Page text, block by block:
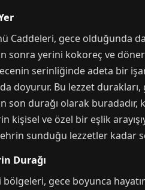
Caddeleri, gece olduğunda
sonra yerini kokoreç ve
serinliğinde adeta bir
doyurur. Bu lezzet
durağı olarak
kişisel ve özel bir eşlik
sunduğu lezzetler kadar
Durağı
gece boyunca